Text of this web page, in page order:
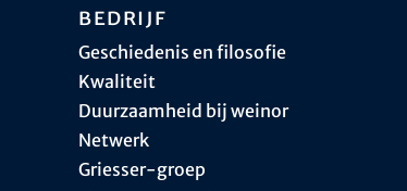
Bedrijf
Geschiedenis en filosofie
Kwaliteit
Duurzaamheid bij weinor
Netwerk
Griesser-groep